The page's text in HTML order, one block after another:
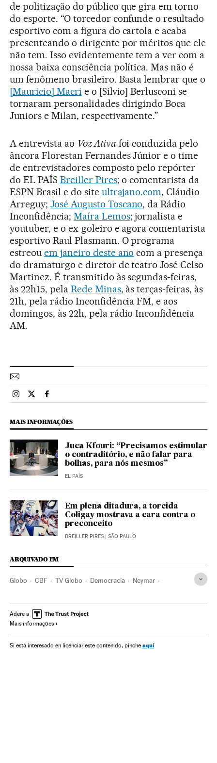
de politização do público que gira em torno
do esporte. “O torcedor confunde o resultado
esportivo com a figura do cartola e acaba
presenteando o dirigente por méritos que ele
não tem. Isso evidentemente tem a ver com a
nossa baixa consciência política. Mas não é
um fenômeno brasileiro. Basta lembrar que o
[Mauricio] Macri e o [Silvio] Berlusconi se
tornaram personalidades dirigindo Boca
Juniors e Milan, respectivamente.”
A entrevista ao Voz Ativa foi conduzida pelo
âncora Florestan Fernandes Júnior e o time
de entrevistadores composto pelo repórter
do EL PAÍS Breiller Pires; o comentarista da
ESPN Brasil e do site ultrajano.com, Cláudio
Arreguy; José Augusto Toscano, da Rádio
Inconfidência; Maíra Lemos; jornalista e
youtuber, e o ex-goleiro e agora comentarista
esportivo Raul Plasmann. O programa
estreou em janeiro deste ano com a presença
do dramaturgo e diretor de teatro José Celso
Martinez. É transmitido às segundas-feiras,
às 22h15, pela Rede Minas, às terças-feiras, às
21h, pela rádio Inconfidência FM, e aos
domingos, às 22h, pela rádio Inconfidência
AM.
Esportes El País Brasil en Instagram
Esportes El País Brasil en Twitter
Esportes El País Brasil en Facebook
MAIS INFORMAÇÕES
Juca Kfouri: “Precisamos estimular
o contraditório, e não falar para
bolhas, para nós mesmos”
EL PAÍS
Em plena ditadura, a torcida
Coligay mostrava a cara contra o
preconceito
BREILLER PIRES | SÃO PAULO
ARQUIVADO EM
Globo CBF TV Globo Democracia Neymar
Brasil Federaciones deportivas
Organizações desportivas
América Televisão Empresas Meios comunicação
Adere a
Mais informações
Si está interesado en licenciar este contenido, pinche aquí